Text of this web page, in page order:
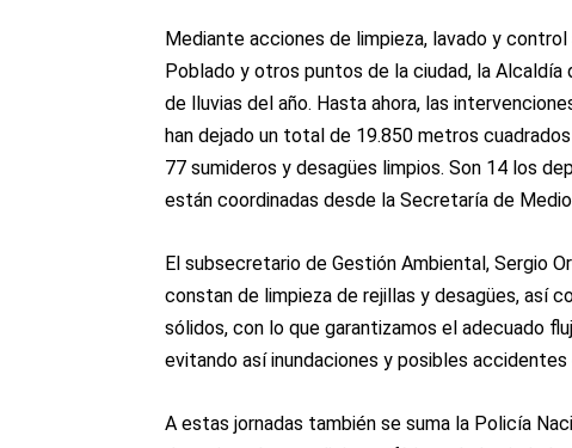
Mediante acciones de limpieza, lavado y
Poblado y otros puntos de la ciudad, la
de lluvias del año. Hasta ahora, las
han dejado un total de 19.850 metros
77 sumideros y desagües limpios. Son 14 los
están coordinadas desde la Secretaría de
El subsecretario de Gestión Ambiental, Sergio
constan de limpieza de rejillas y desagües, así
sólidos, con lo que garantizamos el adecuado
evitando así inundaciones y posibles accidentes
A estas jornadas también se suma la Policía